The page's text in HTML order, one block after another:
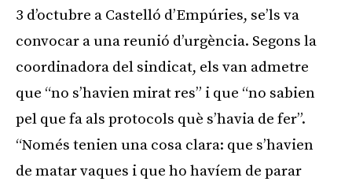
3 d’octubre a Castelló d’Empúries, se’ls va
convocar a una reunió d’urgència. Segons la
coordinadora del sindicat, els van admetre
que “no s’havien mirat res” i que “no sabien
pel que fa als protocols què s’havia de fer”.
“Només tenien una cosa clara: que s’havien
de matar vaques i que ho havíem de parar